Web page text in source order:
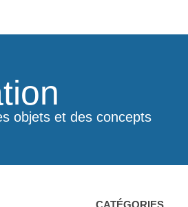
objets et des concepts
CATÉGORIES